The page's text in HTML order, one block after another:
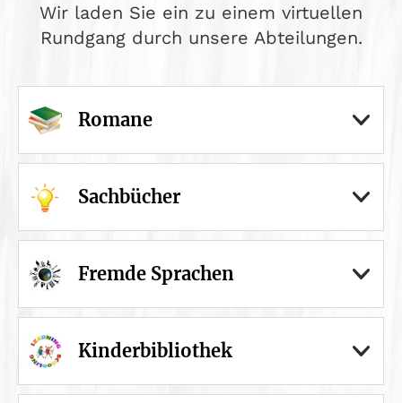
Wir laden Sie ein zu einem virtuellen
Rundgang durch unsere Abteilungen.
Romane
Sachbücher
Fremde Sprachen
Kinderbibliothek